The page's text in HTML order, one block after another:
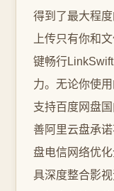
得到了最大程
上传只有你和
键畅行
力。无论你使
支持百度网盘
善阿里云盘承
盘电信网络优
具深度整合影